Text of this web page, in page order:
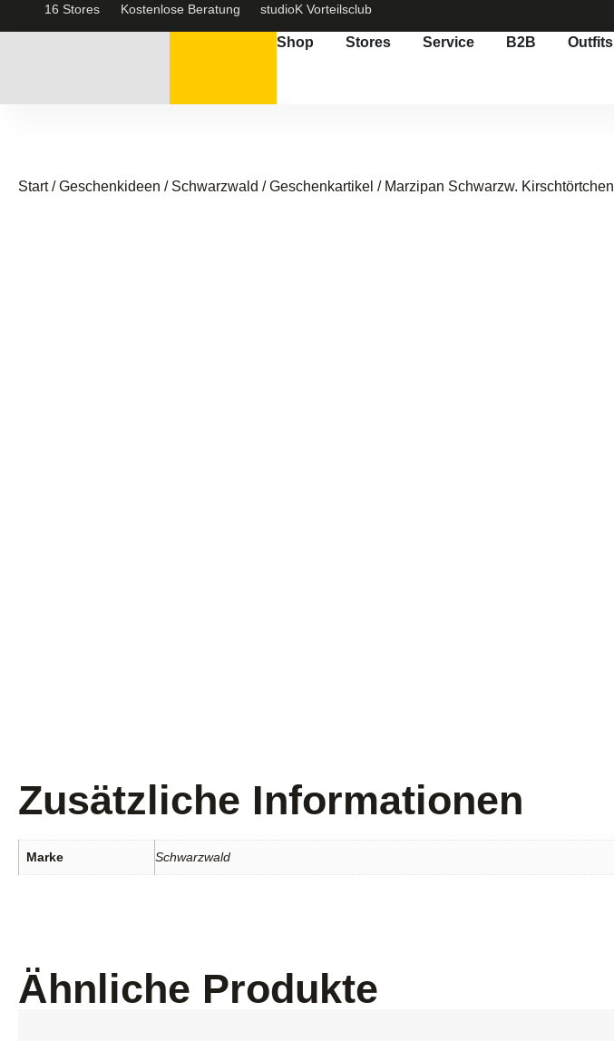
16 Stores Kostenlose Beratung studioK Vorteilsclub
Shop Stores Service B2B Outfits
Start/Geschenkideen / Schwarzwald /Geschenkartikel / Marzipan Schwarzw. Kirschtörtchen
Zusätzliche Informationen
Marke Schwarzwald
Ähnliche Produkte